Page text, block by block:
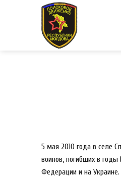
5 мая 2010 года в селе
воинов, погибших в годы
Федерации и на